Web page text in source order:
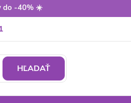
do -40% ☀️
HĽADAŤ